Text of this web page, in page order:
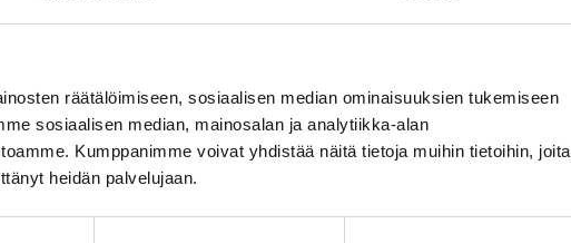
räätälöimiseen, sosiaalisen median ominaisuuksien tukemiseen
sosiaalisen median, mainosalan ja analytiikka-alan
Kumppanimme voivat yhdistää näitä tietoja muihin tietoihin, joita
heidän palvelujaan.